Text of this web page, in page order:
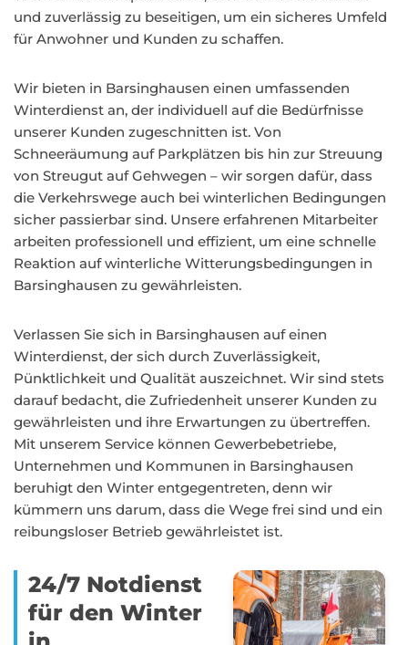
und zuverlässig zu beseitigen, um ein sicheres Umfeld
für Anwohner und Kunden zu schaffen.
Wir bieten in Barsinghausen einen umfassenden
Winterdienst an, der individuell auf die Bedürfnisse
unserer Kunden zugeschnitten ist. Von
Schneeräumung auf Parkplätzen bis hin zur Streuung
von Streugut auf Gehwegen – wir sorgen dafür, dass
die Verkehrswege auch bei winterlichen Bedingungen
sicher passierbar sind. Unsere erfahrenen Mitarbeiter
arbeiten professionell und effizient, um eine schnelle
Reaktion auf winterliche Witterungsbedingungen in
Barsinghausen zu gewährleisten.
Verlassen Sie sich in Barsinghausen auf einen
Winterdienst, der sich durch Zuverlässigkeit,
Pünktlichkeit und Qualität auszeichnet. Wir sind stets
darauf bedacht, die Zufriedenheit unserer Kunden zu
gewährleisten und ihre Erwartungen zu übertreffen.
Mit unserem Service können Gewerbebetriebe,
Unternehmen und Kommunen in Barsinghausen
beruhigt den Winter entgegentreten, denn wir
kümmern uns darum, dass die Wege frei sind und ein
reibungsloser Betrieb gewährleistet ist.
24/7 Notdienst
für den Winter